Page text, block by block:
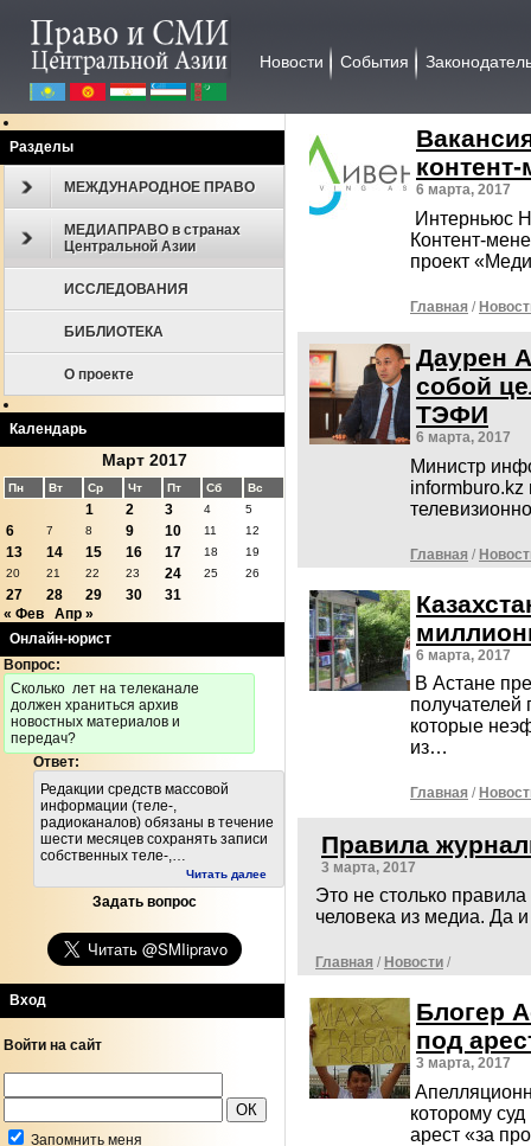
Новости События
Разделы
МЕЖДУНАРОДНОЕ ПРАВО
МЕДИАПРАВО в странах
Центральной Азии
ИССЛЕДОВАНИЯ
БИБЛИОТЕКА
О проекте
Календарь
Март 2017
Пн Вт Ср Чт Пт Сб Вс
1 2 3 4 5
6 7 8 9 10 11 12
13 14 15 16 17 18
19
20
21 22 23 24 25 26
27 28 29 30
31
« Фев
Апр »
Онлайн-юрист
Вопрос:
Cколько лет на телеканале
должен храниться архив
новостных материалов и
передач?
Ответ:
Редакции средств массовой
информации (теле-,
радиоканалов) обязаны в течение
шести месяцев сохранять записи
собственных теле-,…
Читать далее
Задать вопрос
Вход
Войти на сайт
Запомнить меня
6 марта, 2017
Интерньюс
Контент-
проект
Главная /
Даурен
собой
ТЭФИ
6 марта, 2017
Министр
informburo.kz
Главная /
6 марта, 2017
В Астане
получателей
которые
из…
Главная /
Правила
3 марта, 2017
Это не столько
человека из медиа. Да
Главная / Новости /
Блогер
под
3 марта, 2017
которому
арест «за